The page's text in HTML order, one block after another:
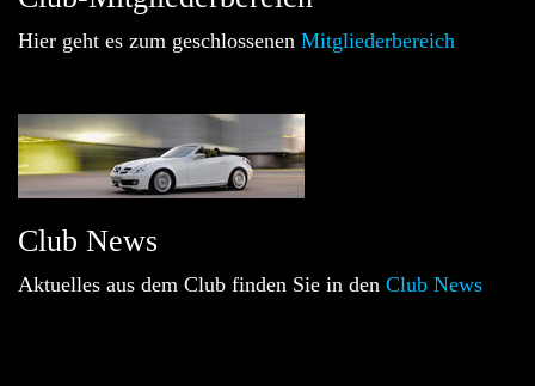
Hier geht es zum geschlossenen Mitgliederbereich
Club News
Aktuelles aus dem Club finden Sie in den Club News